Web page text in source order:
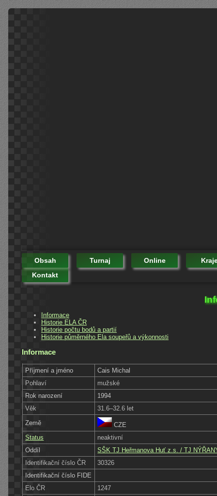
Obsah Turnaj Online
Kontakt
Informace
Historie ELA ČR
Historie počtu bodů a partií
Historie půměrného Ela soupeřů a výkonnosti
Informace
Příjmení a jméno
Cais Michal
Pohlaví
mužské
Rok narození
1994
Věk
31.6–32.6 let
Země
CZE
Status
neaktivní
Oddíl
SŠK TJ Heřmanova Huť z.s. / TJ
Identifikační číslo ČR
30326
Identifikační číslo FIDE
Elo ČR
1247